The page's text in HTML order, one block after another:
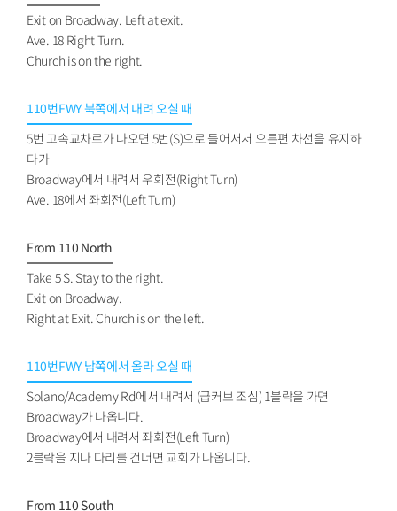
Exit on Broadway. Left at exit.
Ave. 18 Right Turn.
Church is on the right.
110번FWY 북쪽에서 내려 오실 때
5번 고속교차로가 나오면 5번(S)으로 들어서서 오른편 차선을 유지하
다가
Broadway에서 내려서 우회전(Right Turn)
Ave. 18에서 좌회전(Left Turn)
From 110 North
Take 5 S. Stay to the right.
Exit on Broadway.
Right at Exit. Church is on the left.
110번FWY 남쪽에서 올라 오실 때
Solano/Academy Rd에서 내려서 (급커브 조심) 1블락을 가면
Broadway가 나옵니다.
Broadway에서 내려서 좌회전(Left Turn)
2블락을 지나 다리를 건너면 교회가 나옵니다.
From 110 South